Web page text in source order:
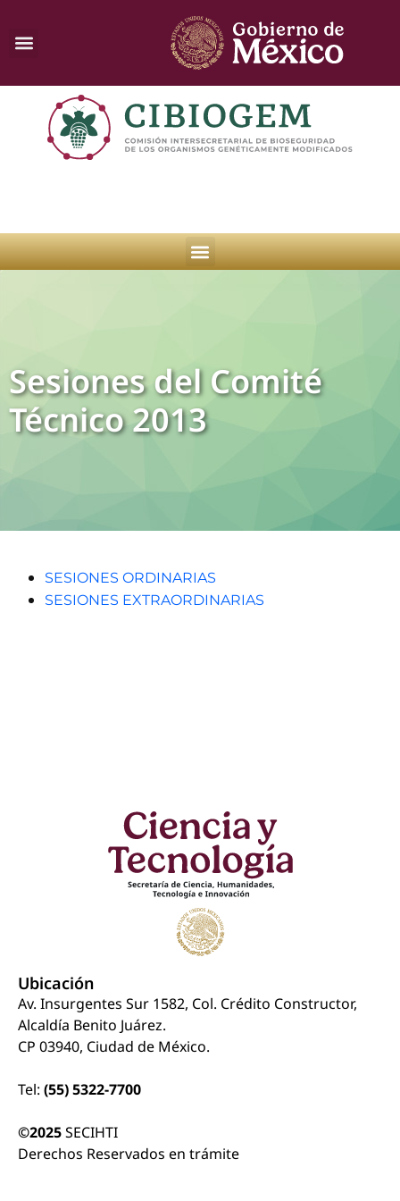
Sesiones del Comité
Técnico 2013
SESIONES ORDINARIAS
SESIONES EXTRAORDINARIAS
Ubicación
Av. Insurgentes Sur 1582, Col. Crédito Constructor,
Alcaldía Benito Juárez.
CP 03940, Ciudad de México.
Tel: (55) 5322-7700
©2025SECIHTI
Derechos Reservados en trámite